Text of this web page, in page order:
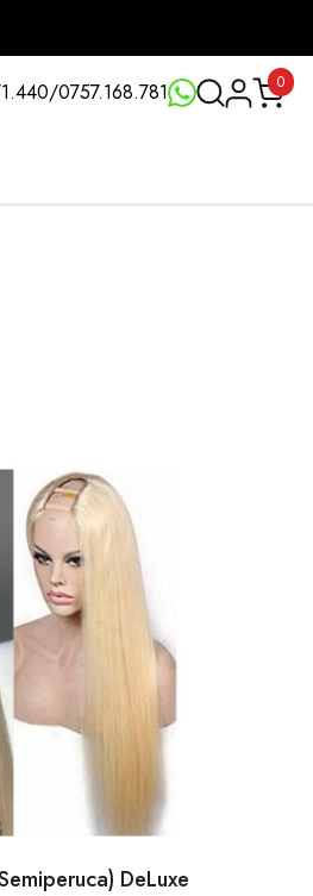
/0757.168.781 0
DeLuxe